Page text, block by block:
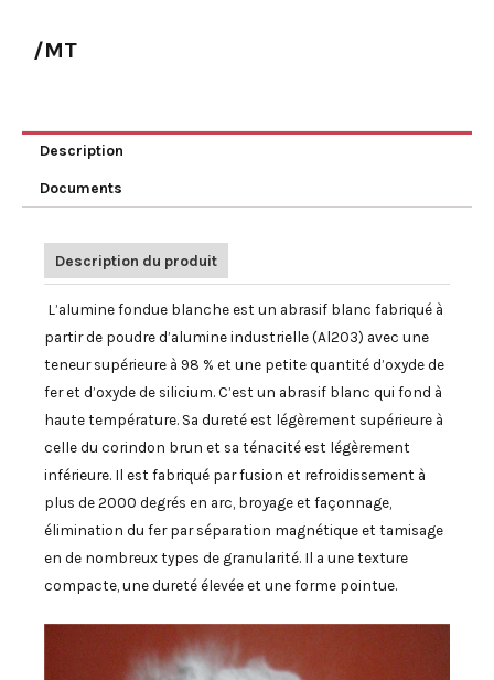
/MT
Description
Documents
Description du produit
L’alumine fondue blanche est un abrasif blanc fabriqué à
partir de poudre d’alumine industrielle (Al2O3) avec une
teneur supérieure à 98 % et une petite quantité d’oxyde de
fer et d’oxyde de silicium. C’est un abrasif blanc qui fond à
haute température. Sa dureté est légèrement supérieure à
celle du corindon brun et sa ténacité est légèrement
inférieure. Il est fabriqué par fusion et refroidissement à
plus de 2000 degrés en arc, broyage et façonnage,
élimination du fer par séparation magnétique et tamisage
en de nombreux types de granularité. Il a une texture
compacte, une dureté élevée et une forme pointue.